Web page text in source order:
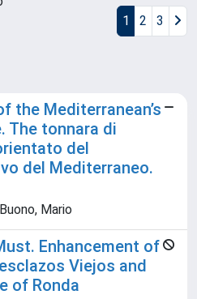
1 2 3
the Mediterranean’s
The tonnara di
del
del Mediterraneo.
Mario
Enhancement of
Viejos and
of Ronda